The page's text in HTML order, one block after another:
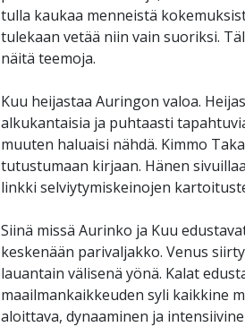
tulla kaukaa menneistä
tulekaan vetää niin vain suoriksi.
näitä teemoja.
Kuu heijastaa Auringon valoa.
alkukantaisia ja puhtaasti
muuten haluaisi nähdä. Kimmo
tutustumaan kirjaan. Hänen
linkki selviytymiskeinojen
Siinä missä Aurinko ja Kuu
keskenään parivaljakko. Venus
lauantain välisenä yönä. Kalat
maailmankaikkeuden syli kaikkine
aloittava, dynaaminen ja